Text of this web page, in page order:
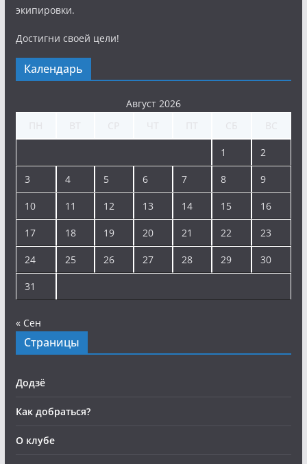
экипировки.
Достигни своей цели!
Календарь
Август 2026
1 2
3 4 5 6 7 8 9
10 11 12 13 14 15 16
17 18 19 20 21 22 23
24 25 26 27 28 29 30
31
« Сен
Страницы
Додзё
Как добраться?
О клубе